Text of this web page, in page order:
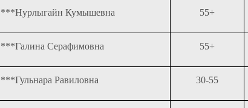
***Нурлыгайн Кумышевна 55+
***Галина Серафимовна 55+
***Гульнара Равиловна 30-55